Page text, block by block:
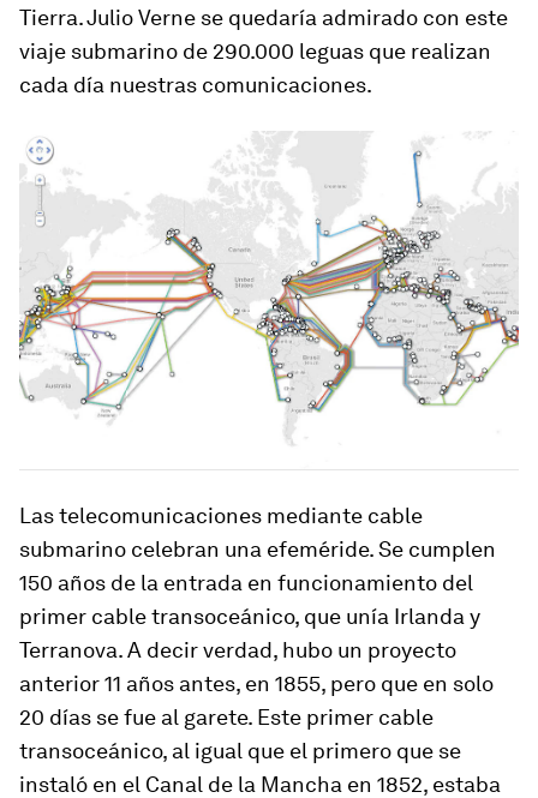
Tierra. Julio Verne se quedaría admirado con este
viaje submarino de 290.000 leguas que realizan
cada día nuestras comunicaciones.
Las telecomunicaciones mediante cable
submarino celebran una efeméride. Se cumplen
150 años de la entrada en funcionamiento del
primer cable transoceánico, que unía Irlanda y
Terranova. A decir verdad, hubo un proyecto
anterior 11 años antes, en 1855, pero que en solo
20 días se fue al garete. Este primer cable
transoceánico, al igual que el primero que se
instaló en el Canal de la Mancha en 1852, estaba